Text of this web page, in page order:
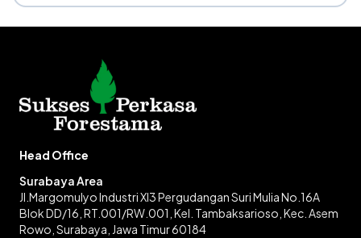
Head Office
Surabaya Area
Jl.Margomulyo Industri XI3 Pergudangan Suri Mulia No.16A
Blok DD/16, RT.001/RW.001, Kel. Tambaksarioso, Kec. Asem
Rowo, Surabaya, Jawa Timur 60184